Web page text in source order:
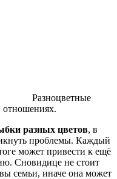
Разноцветные
отношениях.
разных цветов, в
проблемы. Каждый
может привести к ещё
Сновидице не стоит
семьи, иначе она может